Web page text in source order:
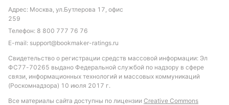
Обновлено:
Автор
Питер Бьёрн
Подписаться
Адрес: Москва, ул.Бутлерова 17, офис
259
Телефон: 8 800 777 76 76
E-mail: support@bookmaker-ratings.ru
Свидетельство о регистрации средств массовой информации: Эл
ФС77-70265 выдано Федеральной службой по надзору в сфере
связи, информационных технологий и массовых коммуникаций
(Роскомнадзора) 10 июля 2017 г.
Все материалы сайта доступны по лицензии Creative Commons